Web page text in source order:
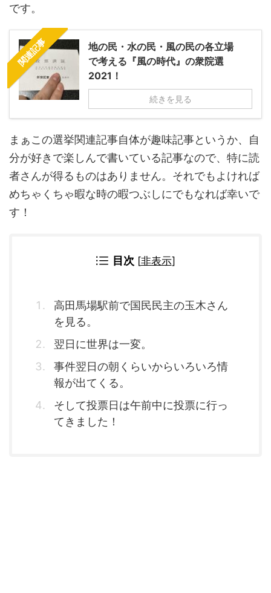
です。
関連記事
地の民・水の民・風の民の各立場
で考える『風の時代』の衆院選
2021！
続きを見る
まぁこの選挙関連記事自体が趣味記事というか、自
分が好きで楽しんで書いている記事なので、特に読
者さんが得るものはありません。それでもよければ
めちゃくちゃ暇な時の暇つぶしにでもなれば幸いで
す！
目次 [非表示]
高田馬場駅前で国民民主の玉木さん
を見る。
翌日に世界は一変。
事件翌日の朝くらいからいろいろ情
報が出てくる。
そして投票日は午前中に投票に行っ
てきました！